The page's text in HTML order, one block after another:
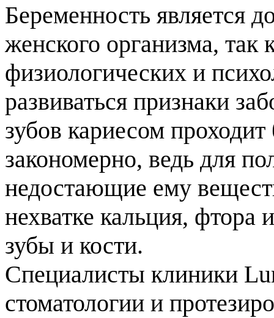
Беременность является
женского организма,
физиологических и
развиваться признаки
зубов кариесом
закономерно, ведь для
недостающие ему
нехватке кальция, фтора
зубы и кости.
Специалисты клиники
стоматологии и